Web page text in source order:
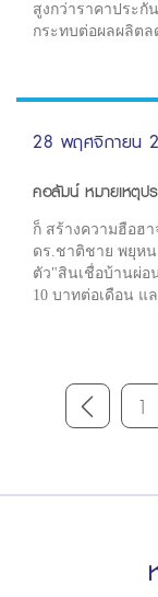
สูงกว่าราคาประกั
กระทบต่อผลผลิต
28 พฤศจิกายน
คอลัมน์ หมายเหตุป
ก็ สร้างความฮือฮ
ดร.ชาติชาย พยุห
ตัว"สินเชื่อบ้านผ่อ
10 บาทต่อเดือน แ
1